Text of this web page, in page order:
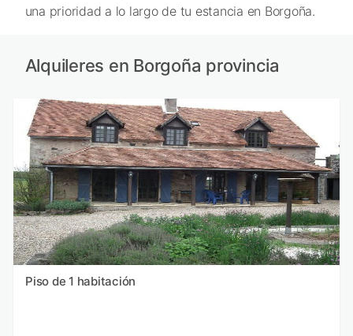
una prioridad a lo largo de tu estancia en Borgoña.
Alquileres en Borgoña provincia
Piso de 1 habitación